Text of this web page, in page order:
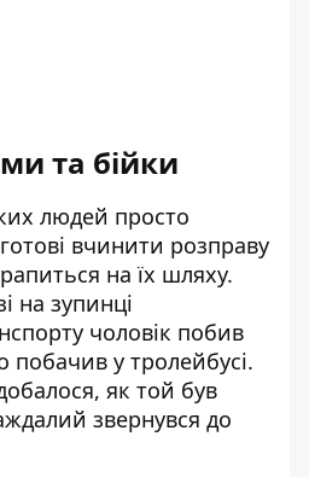
та бійки
людей просто
вчинити розправу
на їх шляху.
на зупинці
чоловік побив
побачив у тролейбусі.
як той був
звернувся до